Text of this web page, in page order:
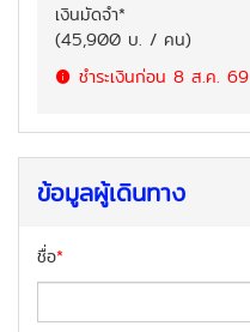
เงินมัดจำ*
(45,900 บ. / คน)
ชำระเงินก่อน 8 ส.ค. 69
ข้อมูลผู้เดินทาง
ชื่อ*